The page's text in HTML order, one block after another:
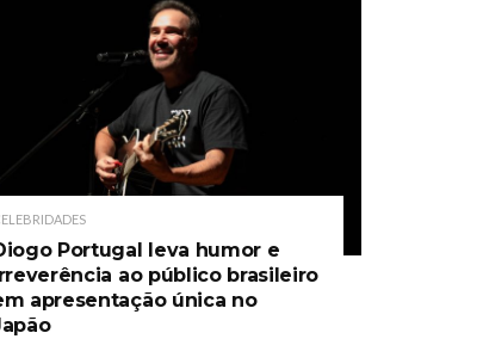
Portugal leva humor e
ao público brasileiro
apresentação única no